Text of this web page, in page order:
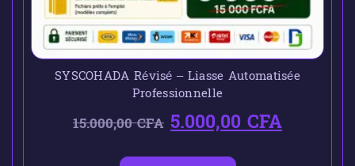
SYSCOHADA Révisé – Liasse Automatisée
Professionnelle
15.000,00CFA 5.000,00CFA